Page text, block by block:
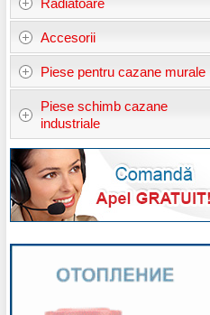
Accesorii
Piese pentru cazane murale
Piese schimb cazane
industriale